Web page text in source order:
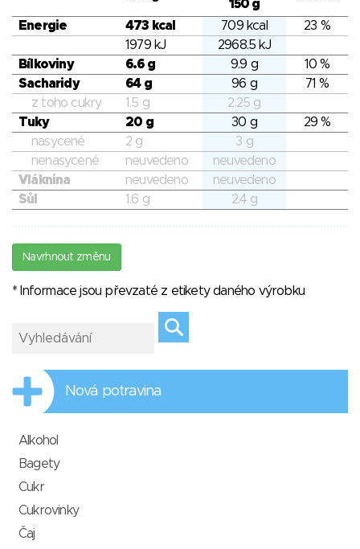
150 g
Energie 473 kcal 709 kcal
23 %
1979 kJ
2968.5 kJ
Bílkoviny
6.6 g 9.9 g
10 %
Sacharidy
64 g 96 g
71 %
z toho cukry
1.5 g
2.25 g
Tuky
20 g 30 g
29 %
nasycené
2 g
3 g
nenasycené
neuvedeno
neuvedeno
Vláknina
neuvedeno
neuvedeno
Sůl
1.6 g 2.4 g
Navrhnout změnu
* Informace jsou převzaté z etikety daného výrobku
Nová potravina
Alkohol
Bagety
Cukr
Cukrovinky
Čaj